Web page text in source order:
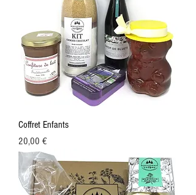
Coffret Enfants
Prix
20,00 €